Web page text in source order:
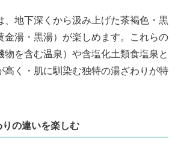
、地下深くから汲み上げた茶褐色・黒
金湯・黒湯）が楽しめます。これらの
物を含む温泉）や含塩化土類食塩泉と
高く・肌に馴染む独特の湯ざわりが特
の違いを楽しむ